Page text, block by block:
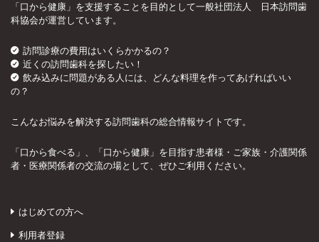
「口から健康」を支援することを目的として一般社団法人 日本訪問歯
科協会が運営しています。
訪問診療の費用はいくらかかるの？
近くの訪問歯科を探したい！
飲み込みに問題がある人には、どんな料理を作ってあげればいい
の？
こんなお悩みを解決する訪問歯科の総合情報サイトです。
「口から食べる」、「口から健康」を目指す患者様・ご家族・介護関係
者・医療関係者の交流の場として、ぜひご利用ください。
はじめての方へ
利用者登録